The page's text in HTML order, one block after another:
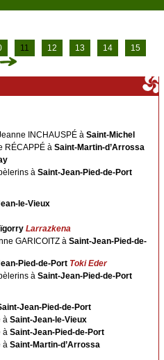
Anhaux
11 12 13 14 15
INCHAUSPÉ à Saint-Michel
RÉCAPPÉ à Saint-Martin-d’Arrossa
à Saint-Jean-Pied-de-Port
le-Vieux
Larrazkena
GARICOITZ à Saint-Jean-Pied-de-
Pied-de-Port Toki Eder
à Saint-Jean-Pied-de-Port
Jean-Pied-de-Port
à Saint-Jean-le-Vieux
à Saint-Jean-Pied-de-Port
à Saint-Martin-d’Arrossa